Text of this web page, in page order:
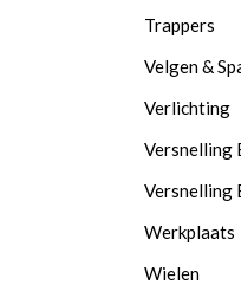
Trappers
Velgen &
Verlichting
Versnelling
Versnelling
Werkplaats
Wielen